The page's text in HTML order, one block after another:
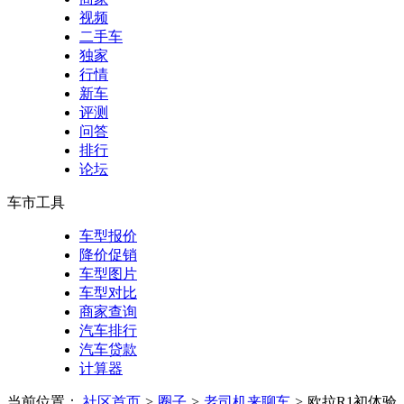
视频
二手车
独家
行情
新车
评测
问答
排行
论坛
车市工具
车型报价
降价促销
车型图片
车型对比
商家查询
汽车排行
汽车贷款
计算器